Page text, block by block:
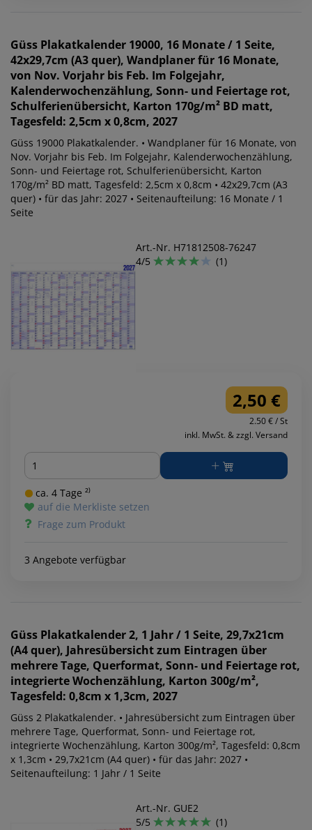
Güss Plakatkalender 19000, 16 Monate / 1 Seite,
42x29,7cm (A3 quer), Wandplaner für 16 Monate,
von Nov. Vorjahr bis Feb. Im Folgejahr,
Kalenderwochenzählung, Sonn- und Feiertage rot,
Schulferienübersicht, Karton 170g/m² BD matt,
Tagesfeld: 2,5cm x 0,8cm, 2027
Güss 19000 Plakatkalender. • Wandplaner für 16 Monate, von
Nov. Vorjahr bis Feb. Im Folgejahr, Kalenderwochenzählung,
Sonn- und Feiertage rot, Schulferienübersicht, Karton
170g/m² BD matt, Tagesfeld: 2,5cm x 0,8cm • 42x29,7cm (A3
quer) • für das Jahr: 2027 • Seitenaufteilung: 16 Monate / 1
Seite
Art.-Nr. H71812508-76247
4/5
(1)
2,50 €
2.50 € / St
inkl. MwSt. & zzgl. Versand
Menge
ca. 4 Tage ²⁾
auf die Merkliste setzen
Frage zum Produkt
3 Angebote verfügbar
Güss Plakatkalender 2, 1 Jahr / 1 Seite, 29,7x21cm
(A4 quer), Jahresübersicht zum Eintragen über
mehrere Tage, Querformat, Sonn- und Feiertage rot,
integrierte Wochenzählung, Karton 300g/m²,
Tagesfeld: 0,8cm x 1,3cm, 2027
Güss 2 Plakatkalender. • Jahresübersicht zum Eintragen über
mehrere Tage, Querformat, Sonn- und Feiertage rot,
integrierte Wochenzählung, Karton 300g/m², Tagesfeld: 0,8cm
x 1,3cm • 29,7x21cm (A4 quer) • für das Jahr: 2027 •
Seitenaufteilung: 1 Jahr / 1 Seite
Art.-Nr. GUE2
5/5
(1)